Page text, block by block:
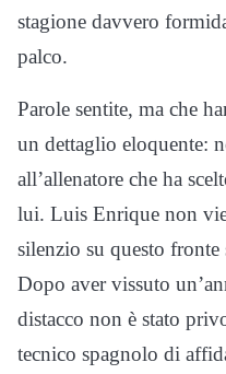
stagione davvero
palco.
Parole sentite, ma che
un dettaglio eloquente:
all’allenatore che ha
lui. Luis Enrique non
silenzio su questo fronte
Dopo aver vissuto
distacco non è stato
tecnico spagnolo di